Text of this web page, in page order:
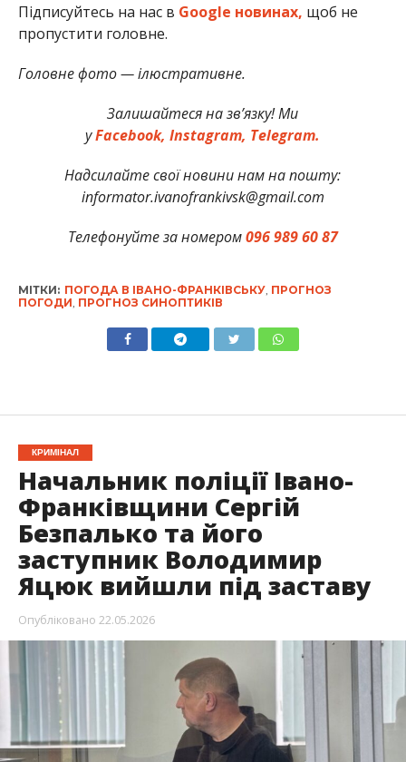
Підписуйтесь на нас в Google новинах, щоб не
пропустити головне.
Головне фото — ілюстративне.
Залишайтеся на зв’язку! Ми
уFacebook, Instagram, Telegram.
Надсилайте свої новини нам на пошту:
informator.ivanofrankivsk@gmail.com
Телефонуйте за номером096 989 60 87
МІТКИ: ПОГОДА В ІВАНО-ФРАНКІВСЬКУ, ПРОГНОЗ
ПОГОДИ ПРОГНОЗ СИНОПТИКІВ
КРИМІНАЛ
Начальник поліції Івано-
Франківщини Сергій
Безпалько та його
заступник Володимир
Яцюк вийшли під заставу
Опубліковано 22.05.2026